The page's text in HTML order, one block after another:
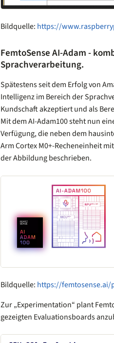
Bildquelle: https://
FemtoSense AI-Adam -
Sprachverarbeitung.
Spätestens seit dem Erfolg von
Intelligenz im Bereich der
Kundschaft akzeptiert und als
Mit dem AI-Adam100 steht nun
Verfügung, die neben dem
Arm Cortex M0+-Recheneinheit
der Abbildung beschrieben.
Bildquelle: https://
Zur „Experimentation“ plant
gezeigten Evaluationsboards